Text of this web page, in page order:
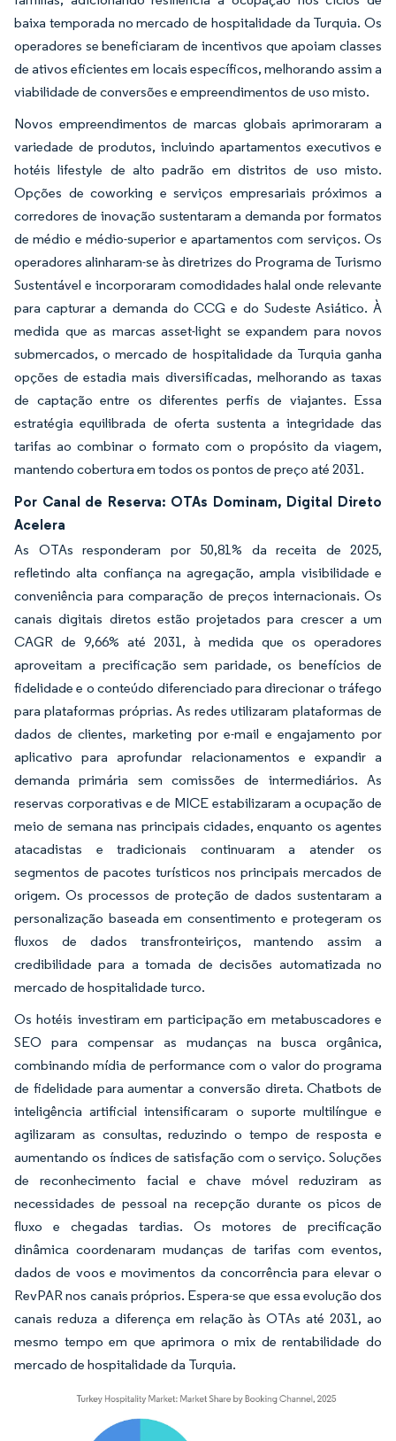
baixa temporada no mercado de hospitalidade da Turquia. Os
operadores se beneficiaram de incentivos que apoiam classes
de ativos eficientes em locais específicos, melhorando assim a
viabilidade de conversões e empreendimentos de uso misto.
Novos empreendimentos de marcas globais aprimoraram a
variedade de produtos, incluindo apartamentos executivos e
hotéis lifestyle de alto padrão em distritos de uso misto.
Opções de coworking e serviços empresariais próximos a
corredores de inovação sustentaram a demanda por formatos
de médio e médio-superior e apartamentos com serviços. Os
operadores alinharam-se às diretrizes do Programa de Turismo
Sustentável e incorporaram comodidades halal onde relevante
para capturar a demanda do CCG e do Sudeste Asiático. À
medida que as marcas asset-light se expandem para novos
submercados, o mercado de hospitalidade da Turquia ganha
opções de estadia mais diversificadas, melhorando as taxas
de captação entre os diferentes perfis de viajantes. Essa
estratégia equilibrada de oferta sustenta a integridade das
tarifas ao combinar o formato com o propósito da viagem,
mantendo cobertura em todos os pontos de preço até 2031.
Por Canal de Reserva: OTAs Dominam, Digital Direto
Acelera
As OTAs responderam por 50,81% da receita de 2025,
refletindo alta confiança na agregação, ampla visibilidade e
conveniência para comparação de preços internacionais. Os
canais digitais diretos estão projetados para crescer a um
CAGR de 9,66% até 2031, à medida que os operadores
aproveitam a precificação sem paridade, os benefícios de
fidelidade e o conteúdo diferenciado para direcionar o tráfego
para plataformas próprias. As redes utilizaram plataformas de
dados de clientes, marketing por e-mail e engajamento por
aplicativo para aprofundar relacionamentos e expandir a
demanda primária sem comissões de intermediários. As
reservas corporativas e de MICE estabilizaram a ocupação de
meio de semana nas principais cidades, enquanto os agentes
atacadistas e tradicionais continuaram a atender os
segmentos de pacotes turísticos nos principais mercados de
origem. Os processos de proteção de dados sustentaram a
personalização baseada em consentimento e protegeram os
fluxos de dados transfronteiriços, mantendo assim a
credibilidade para a tomada de decisões automatizada no
mercado de hospitalidade turco.
Os hotéis investiram em participação em metabuscadores e
SEO para compensar as mudanças na busca orgânica,
combinando mídia de performance com o valor do programa
de fidelidade para aumentar a conversão direta. Chatbots de
inteligência artificial intensificaram o suporte multilíngue e
agilizaram as consultas, reduzindo o tempo de resposta e
aumentando os índices de satisfação com o serviço. Soluções
de reconhecimento facial e chave móvel reduziram as
necessidades de pessoal na recepção durante os picos de
fluxo e chegadas tardias. Os motores de precificação
dinâmica coordenaram mudanças de tarifas com eventos,
dados de voos e movimentos da concorrência para elevar o
RevPAR nos canais próprios. Espera-se que essa evolução dos
canais reduza a diferença em relação às OTAs até 2031, ao
mesmo tempo em que aprimora o mix de rentabilidade do
mercado de hospitalidade da Turquia.